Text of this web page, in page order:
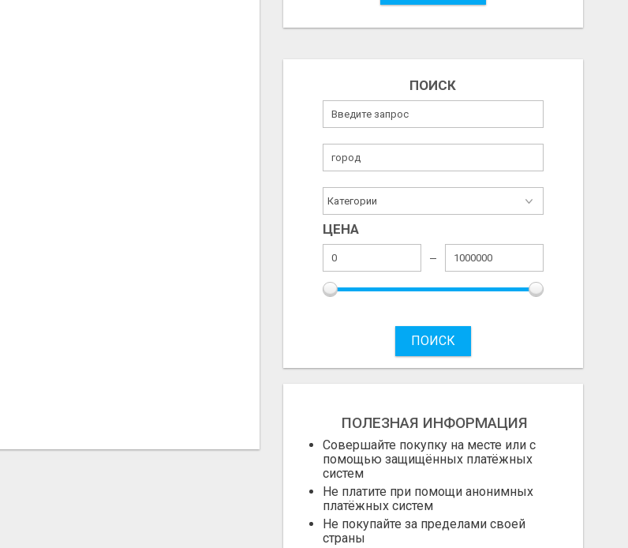
ПОИСК
ЦЕНА
ПОИСК
ПОЛЕЗНАЯ ИНФОРМАЦИЯ
Совершайте покупку на месте или с
помощью защищённых платёжных
систем
Не платите при помощи анонимных
платёжных систем
Не покупайте за пределами своей
страны